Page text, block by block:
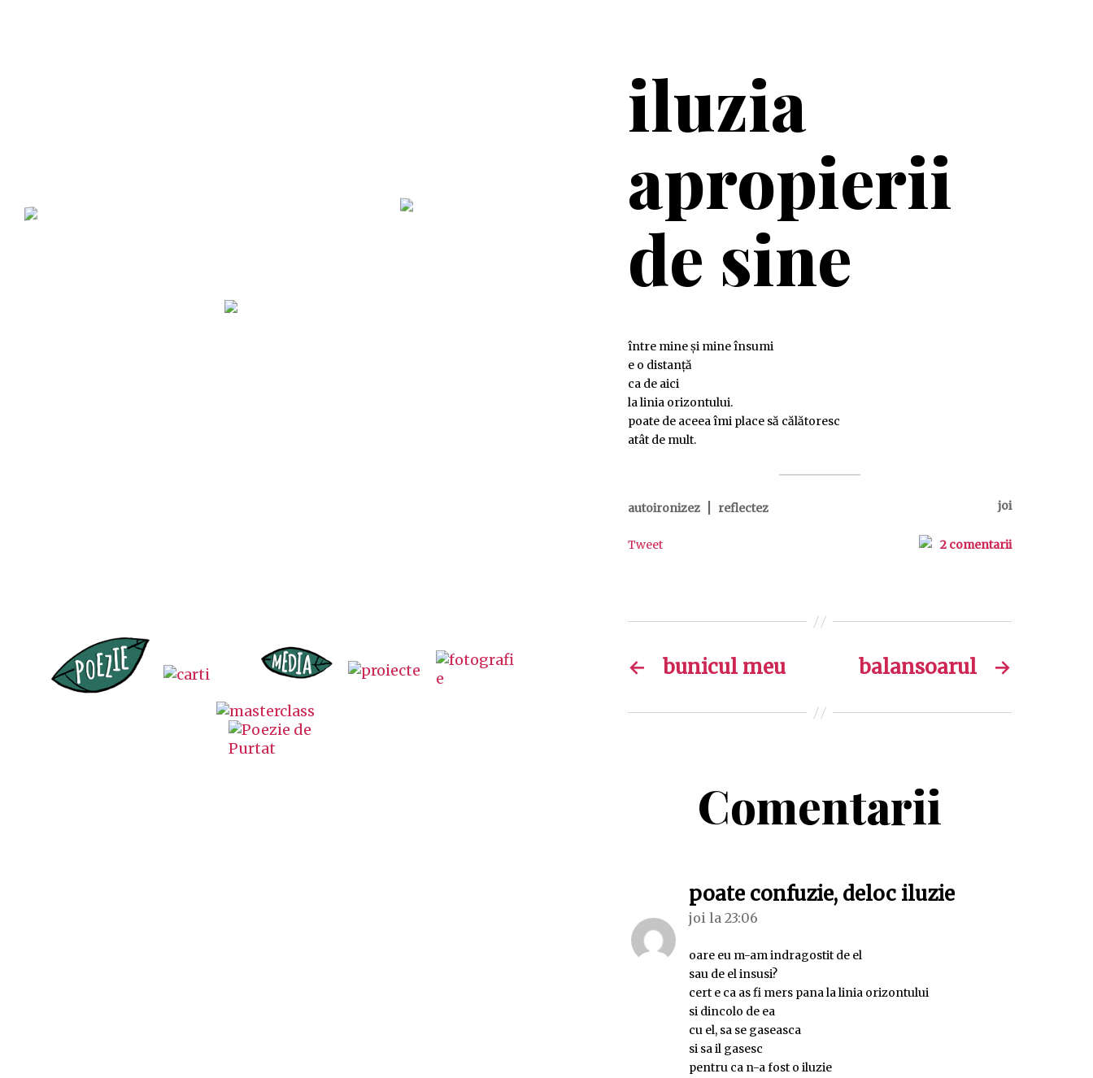
iluzia
apropierii
de sine
între mine și mine însumi
e o distanță
ca de aici
la linia orizontului.
poate de aceea îmi place să călătoresc
atât de mult.
autoironizez reflectez joi
Tweet 2 comentarii
← bunicul meu →
balansoarul
Comentarii
poate confuzie, deloc iluziespune:
joi la 23:06
oare eu m-am indragostit de el
sau de el insusi?
cert e ca as fi mers pana la linia orizontului
si dincolo de ea
cu el, sa se gaseasca
si sa il gasesc
pentru ca n-a fost o iluzie